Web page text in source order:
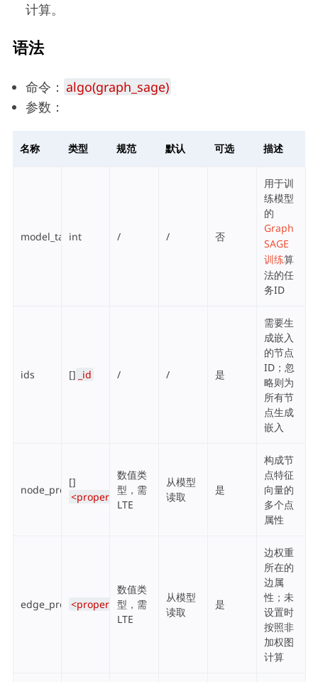
计算。
语法
命令： algo(graph_sage)
参数：
名称 类型 规范 默认 可选 描述
model_task_id
int / / 否
用于训
练模型
的
Graph
SAGE
训练算
法的任
务ID
ids [] _id / / 是
需要生
成嵌入
的节点
ID；忽
略则为
所有节
点生成
嵌入
node_property_names
[]
<property>
数值类
型，需
LTE
从模型
读取
是
构成节
点特征
向量的
多个点
属性
edge_property_name
<property>
数值类
型，需
LTE
从模型
读取
是
边权重
所在的
边属
性；未
设置时
按照非
加权图
计算